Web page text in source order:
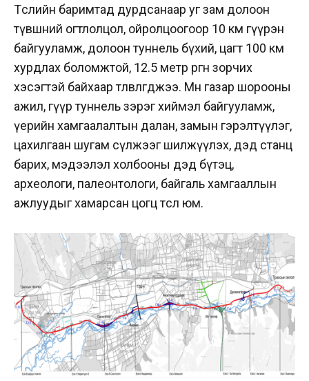
Төслийн баримтад дурдсанаар уг зам долоон
түвшний огтлолцол, ойролцоогоор 10 км гүүрэн
байгууламж, долоон туннель бүхий, цагт 100 км
хурдлах боломжтой, 12.5 метр өргөн зорчих
хэсэгтэй байхаар төлөвлөгджээ. Мөн газар шорооны
ажил, гүүр туннель зэрэг хиймэл байгууламж,
үерийн хамгаалалтын далан, замын гэрэлтүүлэг,
цахилгаан шугам сүлжээг шилжүүлэх, дэд станц
барих, мэдээлэл холбооны дэд бүтэц,
археологи, палеонтологи, байгаль хамгааллын
ажлуудыг хамарсан цогц төсөл юм.